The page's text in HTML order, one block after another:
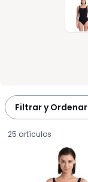
Filtrar y Ordenar
25 artículos